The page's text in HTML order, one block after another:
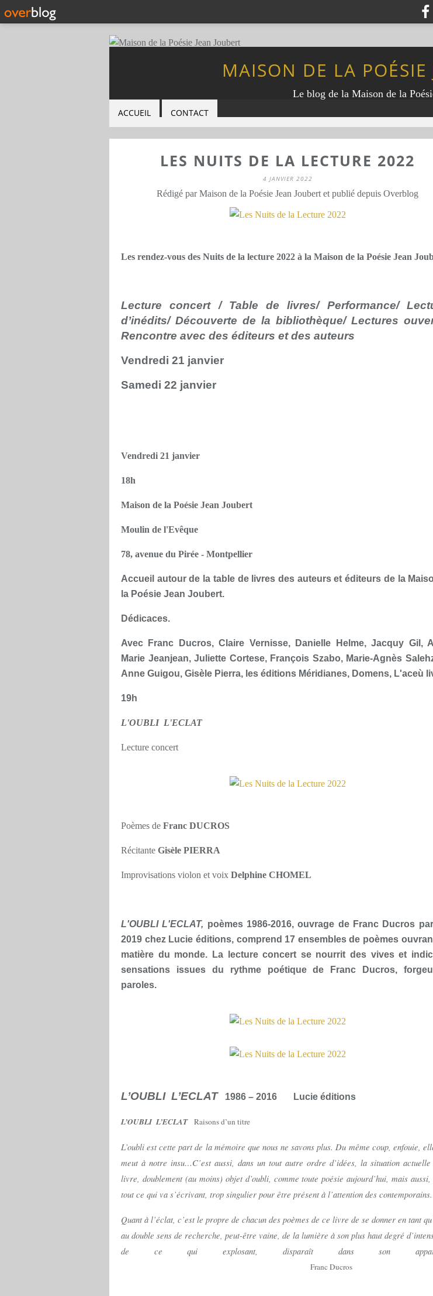
MAISON DE LA POÉSIE
Le blog de la Maison de la
ACCUEIL CONTACT
LES NUITS DE LA LECTURE 2022
4 JANVIER 2022
Rédigé par Maison de la Poésie Jean Joubert et publié depuis Overblog
Les rendez-vous des Nuits de la lecture 2022 à la Maison de la Poésie Jean
Lecture concert / Table de livres/ Performance/
d’inédits/ Découverte de la bibliothèque/ Lectures
Rencontre avec des éditeurs et des auteurs
Vendredi 21 janvier
Samedi 22 janvier
Vendredi 21 janvier
18h
Maison de la Poésie Jean Joubert
Moulin de l'Evêque
78, avenue du Pirée - Montpellier
Accueil autour de la table de livres des auteurs et éditeurs de la
la Poésie Jean Joubert.
Dédicaces.
Avec Franc Ducros, Claire Vernisse, Danielle Helme, Jacquy Gil,
Marie Jeanjean, Juliette Cortese, François Szabo, Marie-Agnès
Anne Guigou, Gisèle Pierra, les éditions Méridianes, Domens, L'aceù
19h
L'OUBLI L'ECLAT
Lecture concert
Poèmes de Franc DUCROS
Récitante Gisèle PIERRA
Improvisations violon et voix Delphine CHOMEL
L'OUBLI L'ECLAT, poèmes 1986-2016, ouvrage de Franc Ducros
2019 chez Lucie éditions, comprend 17 ensembles de poèmes
matière du monde. La lecture concert se nourrit des vives et
sensations issues du rythme poétique de Franc Ducros,
paroles.
L’OUBLI L’ECLAT 1986 – 2016 Lucie éditions
L’OUBLI L’ECLATRaisons d’un titre
L’oubli est cette part de la mémoire que nous ne savons plus. Du même coup, enfouie,
meut à notre insu…C’est aussi, dans un tout autre ordre d’idées, la situation
livre, doublement (au moins) objet d’oubli, comme toute poésie aujourd’hui, mais
tout ce qui va s’écrivant, trop singulier pour être présent à l’attention des contemporains.
Quant à l’éclat, c’est le propre de chacun des poèmes de ce livre de se donner en tant
au double sens de recherche, peut-être vaine, de la lumière à son plus haut degré
de ce qui explosant, disparaît dans son
Franc Ducros